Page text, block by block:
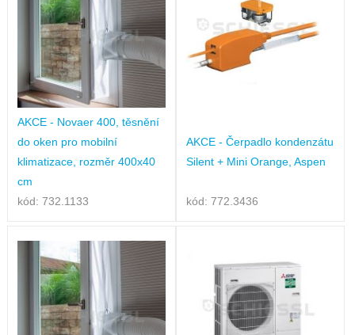
AKCE - Novaer 400, těsnění
do oken pro mobilní
klimatizace, rozměr 400x40
cm
kód: 732.1133
AKCE - Čerpadlo kondenzátu
Silent + Mini Orange, Aspen
kód: 772.3436